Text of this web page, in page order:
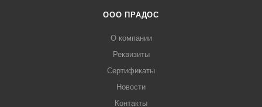
ООО ПРАДОС
О компании
Реквизиты
Сертификаты
Новости
Контакты